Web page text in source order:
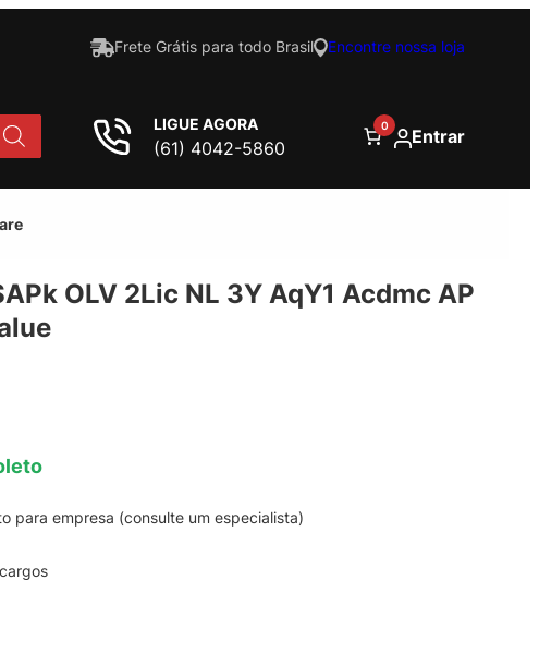
Frete Grátis para todo Brasil Encontre nossa loja
LIGUE AGORA
(61) 4042-5860
0 Entrar
OLV 2Lic NL 3Y AqY1 Acdmc AP
para empresa (consulte um especialista)